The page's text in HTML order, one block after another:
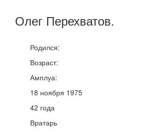
Олег Перехватов.
Родился:
Возраст:
Амплуа:
18 ноября 1975
42 года
Вратарь